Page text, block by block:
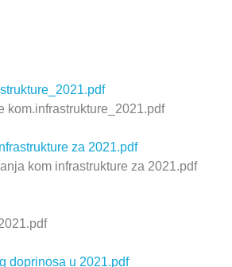
kom.infrastrukture_2021.pdf
za 2021.pdf
kom infrastrukture za 2021.pdf
doprinosa u 2021.pdf